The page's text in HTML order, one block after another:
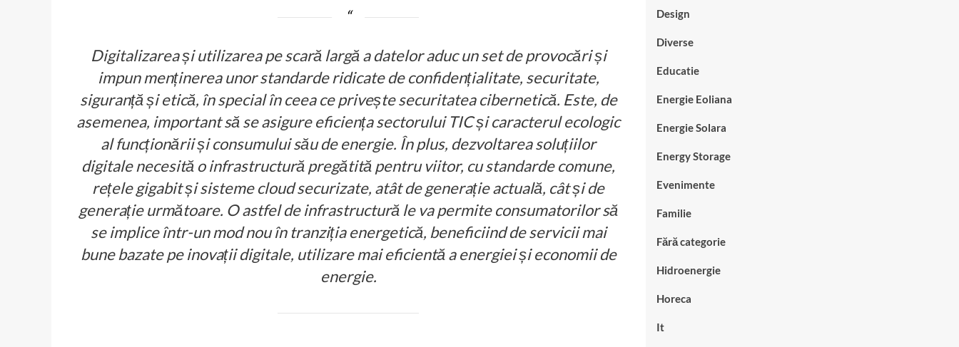
Digitalizarea și utilizarea pe scară largă a datelor aduc un set de provocări și
impun menținerea unor standarde ridicate de confidențialitate, securitate,
siguranță și etică, în special în ceea ce privește securitatea cibernetică. Este, de
asemenea, important să se asigure eficiența sectorului TIC și caracterul ecologic
al funcționării și consumului său de energie. În plus, dezvoltarea soluțiilor
digitale necesită o infrastructură pregătită pentru viitor, cu standarde comune,
rețele gigabit și sisteme cloud securizate, atât de generație actuală, cât și de
generație următoare. O astfel de infrastructură le va permite consumatorilor să
se implice într-un mod nou în tranziția energetică, beneficiind de servicii mai
bune bazate pe inovații digitale, utilizare mai eficientă a energiei și economii de
energie.
Design
Diverse
Educatie
Energie Eoliana
Energie Solara
Energy Storage
Evenimente
Familie
Fără categorie
Hidroenergie
Horeca
It